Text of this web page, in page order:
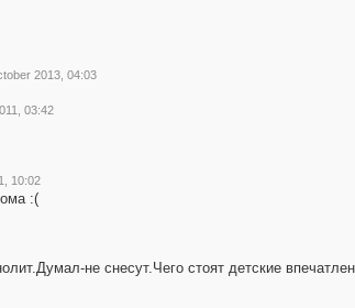
2013, 04:03
03:42
10:02
:(
не снесут.Чего стоят детские